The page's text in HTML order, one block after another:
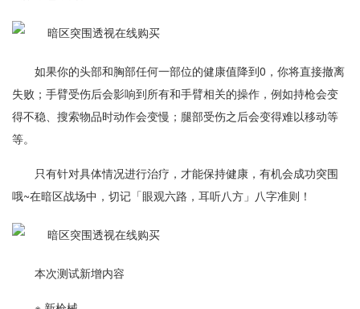
如果你的头部和胸部任何一部位的健康值降到0，你将直接撤离
失败；手臂受伤后会影响到所有和手臂相关的操作，例如持枪会变
得不稳、搜索物品时动作会变慢；腿部受伤之后会变得难以移动等
等。
只有针对具体情况进行治疗，才能保持健康，有机会成功突围
哦~在暗区战场中，切记「眼观六路，耳听八方」八字准则！
本次测试新增内容